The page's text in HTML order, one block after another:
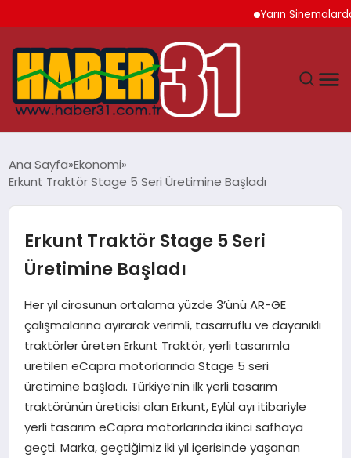
Yarın Sinemalarda 6
YAŞAM
EKONOMI
GÜNDEM
MAGAZIN
SAĞLIK
TEKNOLOJI
Ana Sayfa Ekonomi
Erkunt Traktör Stage 5 Seri Üretimine Başladı
Erkunt Traktör Stage 5 Seri
Üretimine Başladı
Her yıl cirosunun ortalama yüzde 3’ünü AR-GE
çalışmalarına ayırarak verimli, tasarruflu ve dayanıklı
traktörler üreten Erkunt Traktör, yerli tasarımla
üretilen eCapra motorlarında Stage 5 seri
üretimine başladı. Türkiye’nin ilk yerli tasarım
traktörünün üreticisi olan Erkunt, Eylül ayı itibariyle
yerli tasarım eCapra motorlarında ikinci safhaya
geçti. Marka, geçtiğimiz iki yıl içerisinde yaşanan